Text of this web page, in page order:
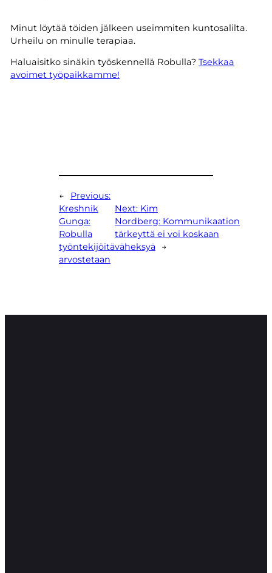
Minut löytää töiden jälkeen useimmiten kuntosalilta.
Urheilu on minulle terapiaa.
Haluaisitko sinäkin työskennellä Robulla? Tsekkaa
avoimet työpaikkamme!
←
Previous:
Kreshnik
Gunga:
Robulla
työntekijöitä
arvostetaan
Next: Kim
Nordberg: Kommunikaation
tärkeyttä ei voi koskaan
väheksyä
→